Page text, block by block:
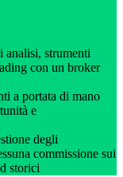
strumenti
con un broker
a portata di mano
e
degli
commissione sui
storici